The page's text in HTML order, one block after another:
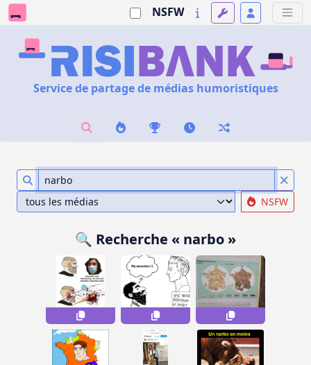
NSFW
Service de partage de médias humoristiques
NSFW
🔍 Recherche « narbo »